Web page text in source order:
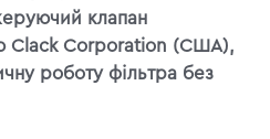
клапан
Clack Corporation (США),
роботу фільтра без